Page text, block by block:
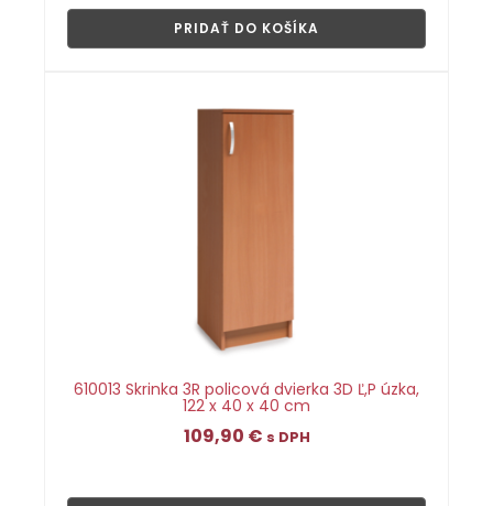
PRIDAŤ DO KOŠÍKA
610013 Skrinka 3R policová dvierka 3D Ľ,P úzka,
122 x 40 x 40 cm
109,90 € s DPH